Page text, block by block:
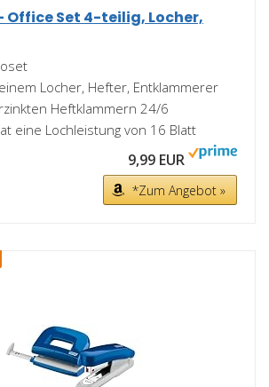
Office Set 4-teilig, Locher,
Locher, Hefter, Entklammerer
Heftklammern 24/6
eine Lochleistung von 16 Blatt
9,99 EUR
*Zum Angebot »